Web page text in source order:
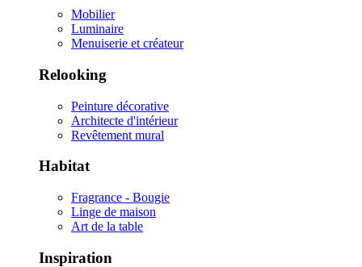
Mobilier
Luminaire
Menuiserie et créateur
Relooking
Peinture décorative
Architecte d'intérieur
Revêtement mural
Habitat
Fragrance - Bougie
Linge de maison
Art de la table
Inspiration